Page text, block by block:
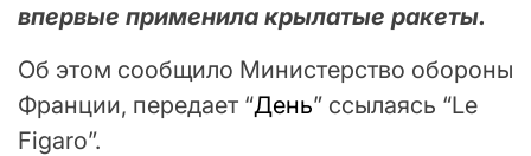
впервые применила крылатые ракеты.
Об этом сообщило Министерство обороны
Франции, передает “День” ссылаясь “Le
Figaro”.